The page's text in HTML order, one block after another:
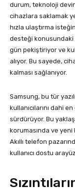
durum, teknoloji
cihazlara saklamak
hızla ulaştırma
desteği konusundaki
gün pekiştiriyor ve
alıyor. Bu sayede,
kalması sağlanıyor.
Samsung, bu tür
kullanıcılarını dahi
sürdürüyor. Bu
korumasında ve yeni
Akıllı telefon
kullanıcı dostu